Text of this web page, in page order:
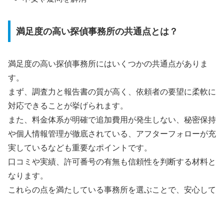
満足度の高い探偵事務所の共通点とは？
満足度の高い探偵事務所にはいくつかの共通点がありま
す。
まず、調査力と報告書の質が高く、依頼者の要望に柔軟に
対応できることが挙げられます。
また、料金体系が明確で追加費用が発生しない、秘密保持
や個人情報管理が徹底されている、アフターフォローが充
実しているなども重要なポイントです。
口コミや実績、許可番号の有無も信頼性を判断する材料と
なります。
これらの点を満たしている事務所を選ぶことで、安心して